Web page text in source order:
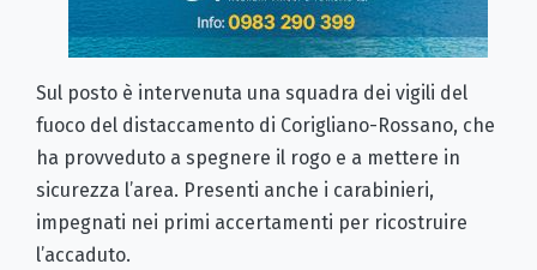
Sul posto è intervenuta una squadra dei vigili del
fuoco del distaccamento di Corigliano-Rossano, che
ha provveduto a spegnere il rogo e a mettere in
sicurezza l’area. Presenti anche i carabinieri,
impegnati nei primi accertamenti per ricostruire
l’accaduto.